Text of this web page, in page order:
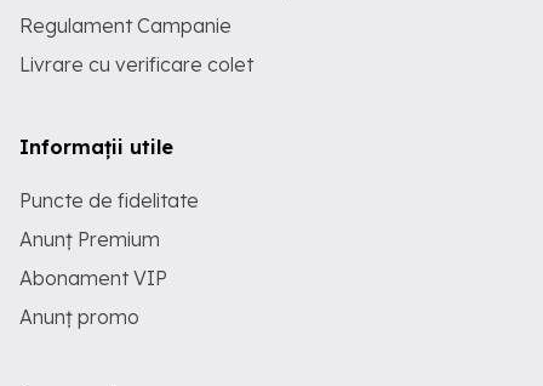
Regulament Campanie
Livrare cu verificare colet
Informații utile
Puncte de fidelitate
Anunț Premium
Abonament VIP
Anunț promo